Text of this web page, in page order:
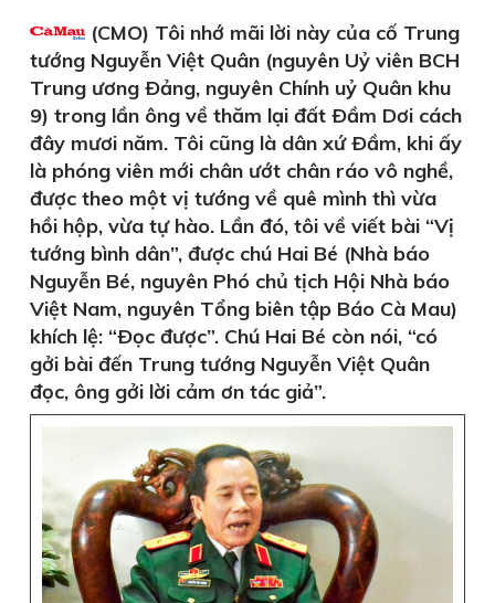
(CMO) Tôi nhớ mãi lời này của cố Trung
tướng Nguyễn Việt Quân (nguyên Uỷ viên BCH
Trung ương Ðảng, nguyên Chính uỷ Quân khu
9) trong lần ông về thăm lại đất Ðầm Dơi cách
đây mươi năm. Tôi cũng là dân xứ Ðầm, khi ấy
là phóng viên mới chân ướt chân ráo vô nghề,
được theo một vị tướng về quê mình thì vừa
hồi hộp, vừa tự hào. Lần đó, tôi về viết bài “Vị
tướng bình dân”, được chú Hai Bé (Nhà báo
Nguyễn Bé, nguyên Phó chủ tịch Hội Nhà báo
Việt Nam, nguyên Tổng biên tập Báo Cà Mau)
khích lệ: “Ðọc được”. Chú Hai Bé còn nói, “có
gởi bài đến Trung tướng Nguyễn Việt Quân
đọc, ông gởi lời cảm ơn tác giả”.